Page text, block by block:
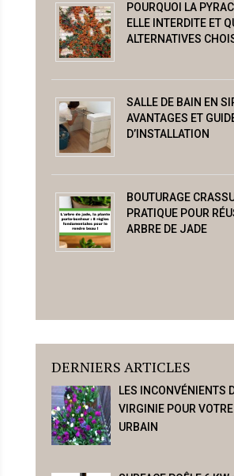
POURQUOI LA
ELLE INTERDITE ET
ALTERNATIVES
SALLE DE BAIN EN
AVANTAGES ET
D’INSTALLATION
BOUTURAGE
PRATIQUE POUR
ARBRE DE JADE
DERNIERS ARTICLES
LES INCONVÉNIENTS
VIRGINIE POUR
URBAIN